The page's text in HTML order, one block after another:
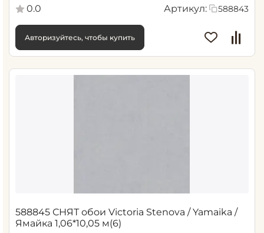
0.0
Артикул: 588843
Авторизуйтесь, чтобы купить
588845 СНЯТ обои Victoria Stenova / Yamaika /
Ямайка 1,06*10,05 м(6)